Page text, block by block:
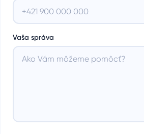
Vaša správa